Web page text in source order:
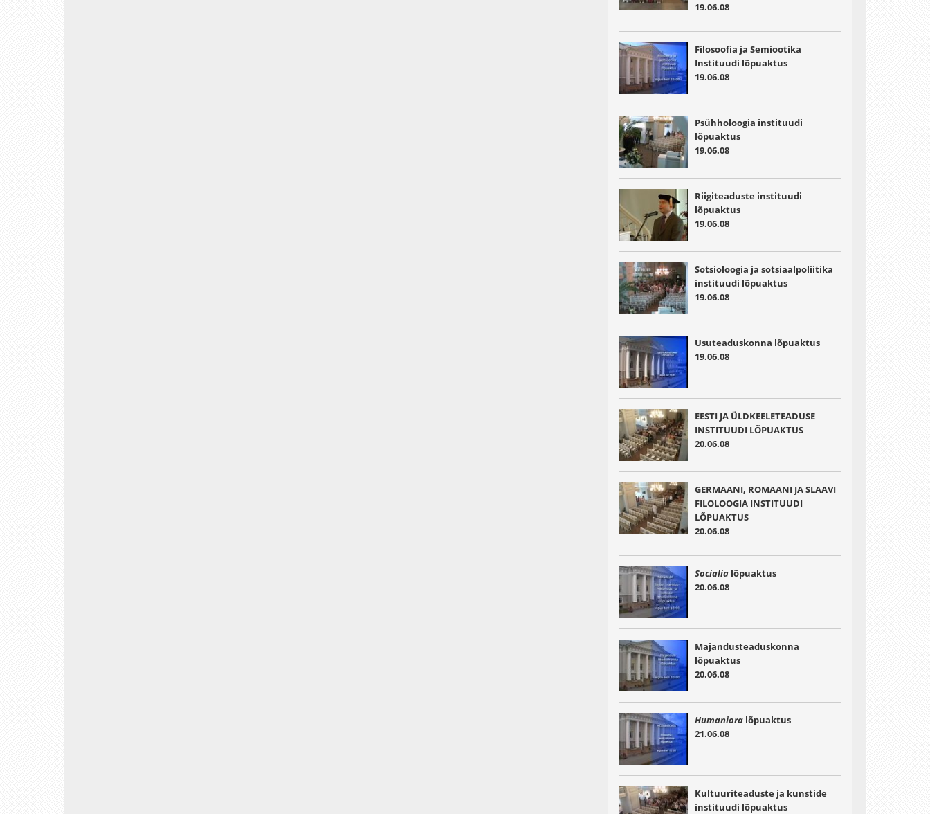
19.06.08
Filosoofia ja Semiootika
Instituudi lõpuaktus
19.06.08
Psühholoogia instituudi
lõpuaktus
19.06.08
Riigiteaduste instituudi
lõpuaktus
19.06.08
Sotsioloogia ja sotsiaalpoliitika
instituudi lõpuaktus
19.06.08
Usuteaduskonna lõpuaktus
19.06.08
EESTI JA ÜLDKEELETEADUSE
INSTITUUDI LÕPUAKTUS
20.06.08
GERMAANI, ROMAANI JA SLAAVI
FILOLOOGIA INSTITUUDI
LÕPUAKTUS
20.06.08
Socialialõpuaktus
20.06.08
Majandusteaduskonna
lõpuaktus
20.06.08
Humanioralõpuaktus
21.06.08
Kultuuriteaduste ja kunstide
instituudi lõpuaktus